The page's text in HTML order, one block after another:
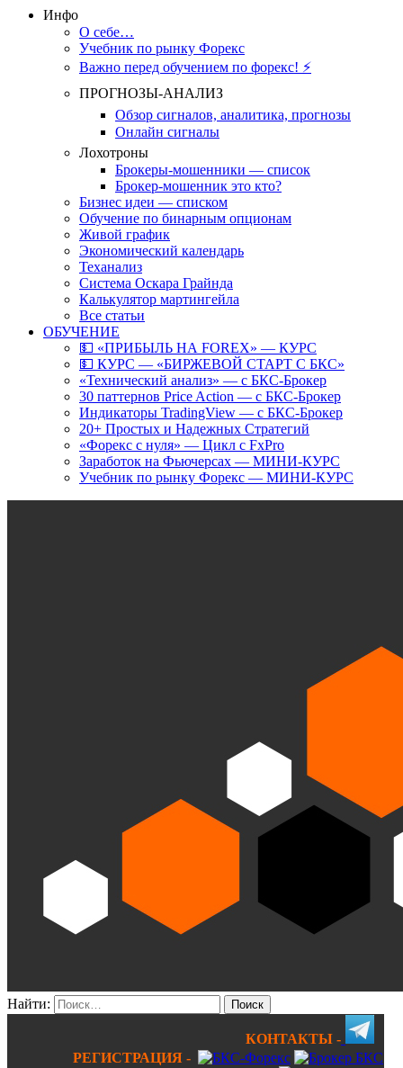
Инфо
О себе…
Учебник по рынку Форекс
Важно перед обучением по форекс! ⚡
ПРОГНОЗЫ-АНАЛИЗ
Обзор сигналов, аналитика, прогнозы
Онлайн сигналы
Лохотроны
Брокеры-мошенники — список
Брокер-мошенник это кто?
Бизнес идеи — списком
Обучение по бинарным опционам
Живой график
Экономический календарь
Теханализ
Система Оскара Грайнда
Калькулятор мартингейла
Все статьи
ОБУЧЕНИЕ
💵 «ПРИБЫЛЬ НА FOREX» — КУРС
💵 КУРС — «БИРЖЕВОЙ СТАРТ С БКС»
«Технический анализ» — с БКС-Брокер
30 паттернов Price Action — с БКС-Брокер
Индикаторы TradingView — с БКС-Брокер
20+ Простых и Надежных Стратегий
«Форекс с нуля» — Цикл с FxPro
Заработок на Фьючерсах — МИНИ-КУРС
Учебник по рынку Форекс — МИНИ-КУРС
Найти:
КОНТАКТЫ -
РЕГИСТРАЦИЯ -